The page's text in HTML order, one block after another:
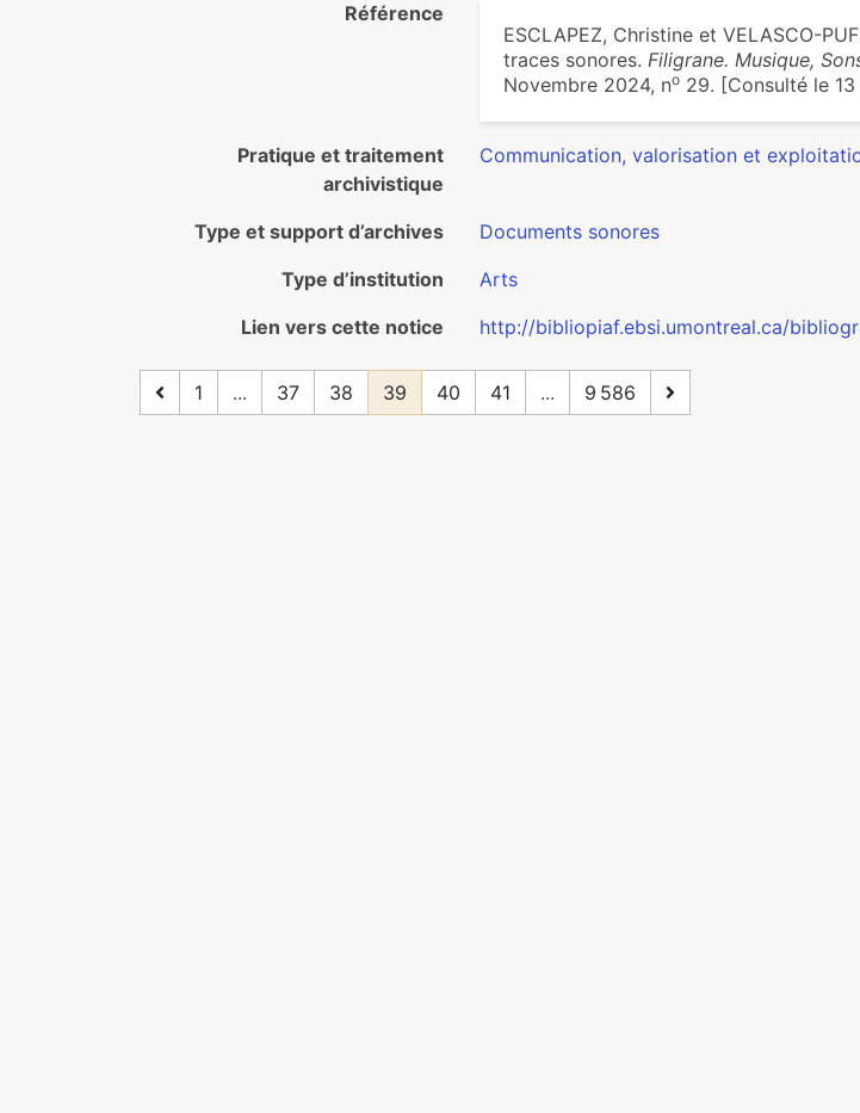
Référence
ESCLAPEZ, Christine et VELASCO-
traces sonores. Filigrane. Musique,
Novembre 2024, no 29. [Consulté le
Pratique et traitement
archivistique
Communication, valorisation et
Type et support d’archives
Documents sonores
Type d’institution
Arts
Lien vers cette notice
http://bibliopiaf.ebsi.umontreal.ca/
1 ... 37 38 39 40 41 ... 9 586